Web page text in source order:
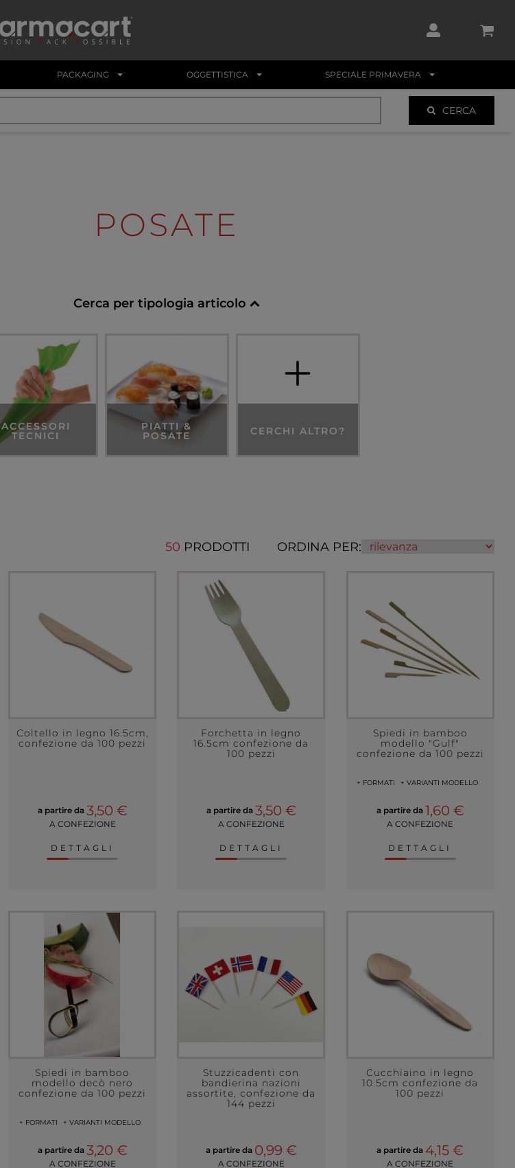
PACKAGING OGGETTISTICA SPECIALE PRIMAVERA
CERCA
POSATE
Cerca per tipologia articolo
ACCESSORI
TECNICI
PIATTI &
POSATE CERCHI ALTRO?
50 PRODOTTI ORDINA PER:
Coltello in legno 16.5cm,
confezione da 100 pezzi
a partire da 3,50 €
A CONFEZIONE
DETTAGLI
Forchetta in legno
16.5cm confezione da
100 pezzi
a partire da 3,50 €
A CONFEZIONE
DETTAGLI
Spiedi in bamboo
modello "Gulf"
confezione da 100 pezzi
+ FORMATI + VARIANTI MODELLO
a partire da 1,60 €
A CONFEZIONE
DETTAGLI
Spiedi in bamboo
modello decò nero
confezione da 100 pezzi
+ FORMATI + VARIANTI MODELLO
a partire da 3,20 €
A CONFEZIONE
Stuzzicadenti con
bandierina nazioni
assortite, confezione da
144 pezzi
a partire da 0,99 €
A CONFEZIONE
Cucchiaino in legno
10.5cm confezione da
100 pezzi
a partire da 4,15 €
A CONFEZIONE